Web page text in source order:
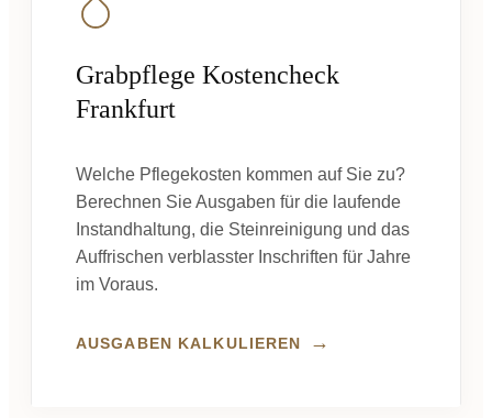
Grabpflege Kostencheck
Frankfurt
Welche Pflegekosten kommen auf Sie zu?
Berechnen Sie Ausgaben für die laufende
Instandhaltung, die Steinreinigung und das
Auffrischen verblasster Inschriften für Jahre
im Voraus.
AUSGABEN KALKULIEREN →